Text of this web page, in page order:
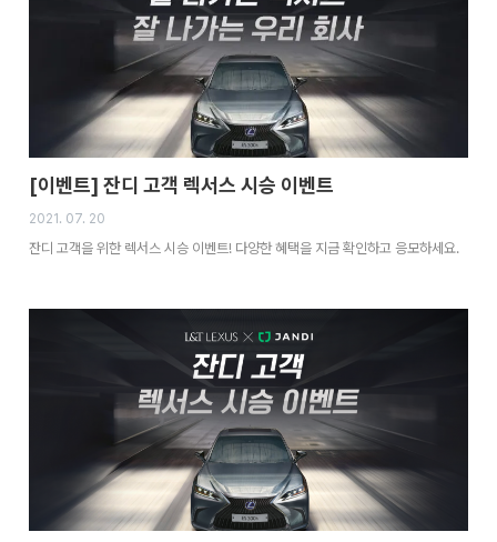
[이벤트] 잔디 고객 렉서스 시승 이벤트
2021. 07. 20
잔디 고객을 위한 렉서스 시승 이벤트! 다양한 혜택을 지금 확인하고 응모하세요.